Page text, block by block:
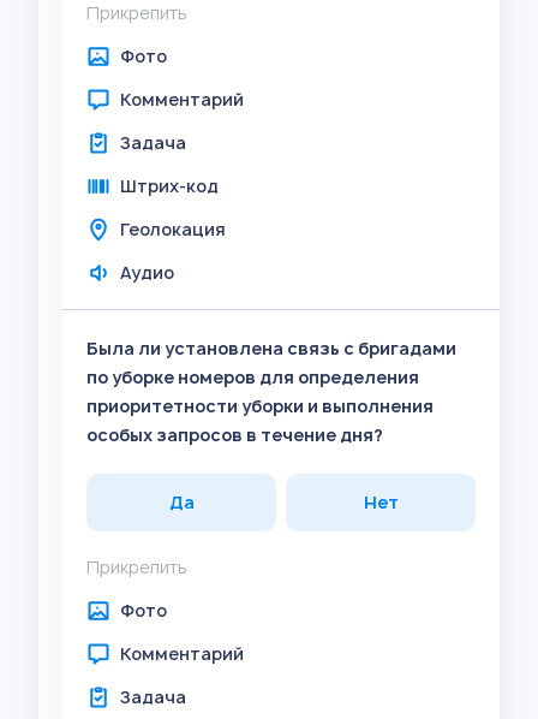
Прикрепить
Фото
Комментарий
Задача
Штрих-код
Геолокация
Аудио
Была ли установлена ​​связь с бригадами
по уборке номеров для определения
приоритетности уборки и выполнения
особых запросов в течение дня?
Да Нет
Прикрепить
Фото
Комментарий
Задача